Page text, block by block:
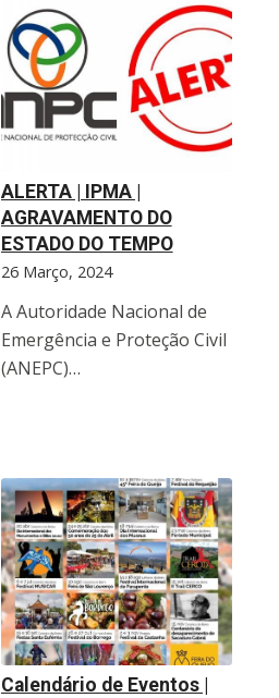
ALERTA | IPMA |
AGRAVAMENTO DO
ESTADO DO TEMPO
26 Março, 2024
A Autoridade Nacional de
Emergência e Proteção Civil
(ANEPC)…
Calendário de Eventos |